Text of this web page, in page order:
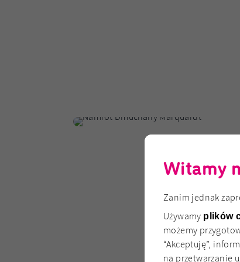
Witamy
Zanim jednak
Używamy plików
możemy
“Akceptuję”,
na przetwarzanie